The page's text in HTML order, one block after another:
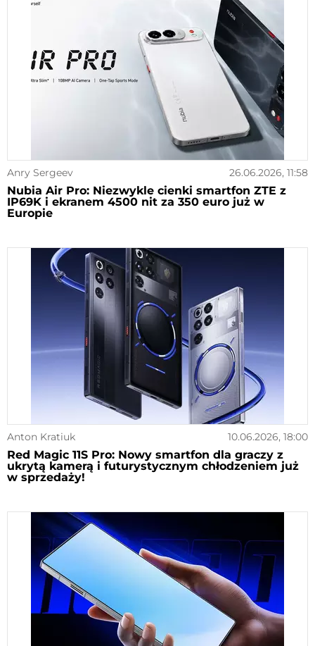
Anry Sergeev 26.06.2026, 11:58
Nubia Air Pro: Niezwykle cienki smartfon ZTE z
IP69K i ekranem 4500 nit za 350 euro już w
Europie
Anton Kratiuk 10.06.2026, 18:00
Red Magic 11S Pro: Nowy smartfon dla graczy z
ukrytą kamerą i futurystycznym chłodzeniem już
w sprzedaży!